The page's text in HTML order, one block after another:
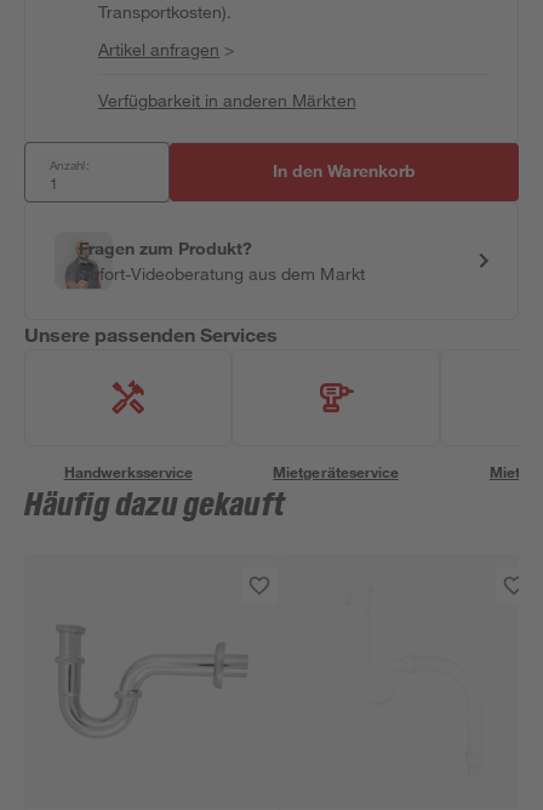
Transportkosten).
Artikel anfragen >
Verfügbarkeit in anderen Märkten
Anzahl: In den Warenkorb
Fragen zum Produkt?
Sofort-Videoberatung aus dem Markt
Unsere passenden Services
Handwerksservice Mietgeräteservice
Häufig dazu gekauft